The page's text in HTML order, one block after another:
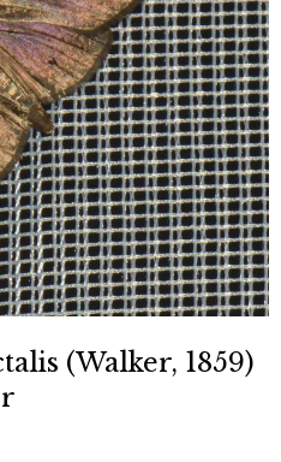
(Walker, 1859)